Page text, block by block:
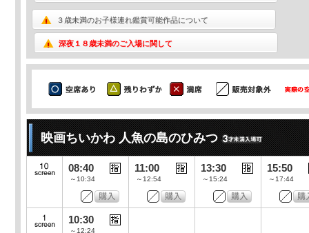
３歳未満のお子様連れ鑑賞可能作品について
深夜１８歳未満のご入場に関して
映画ちいかわ 人魚の島のひみつ
08:40
～10:34
11:00
～12:54
13:30
～15:24
15:50
～17:44
10:30
～12:24